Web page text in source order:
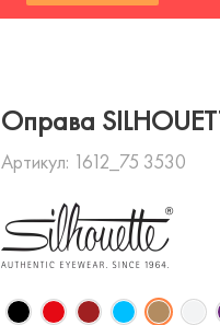
Оправа
Артикул: 1612_75 3530